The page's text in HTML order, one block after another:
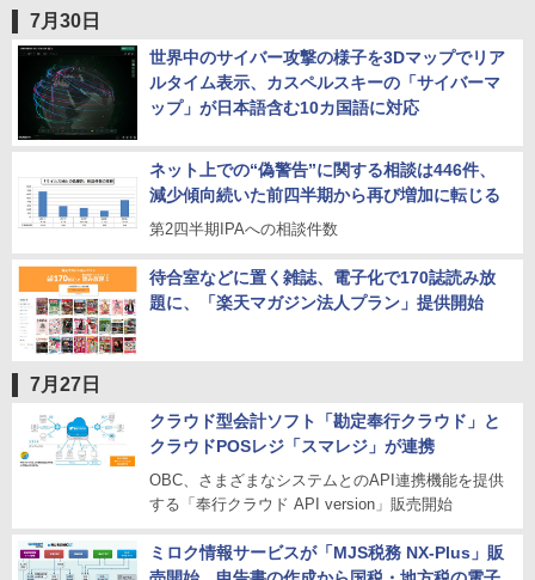
7月30日
世界中のサイバー攻撃の様子を3Dマップでリア
ルタイム表示、カスペルスキーの「サイバーマ
ップ」が日本語含む10カ国語に対応
ネット上での“偽警告”に関する相談は446件、
減少傾向続いた前四半期から再び増加に転じる
第2四半期IPAへの相談件数
待合室などに置く雑誌、電子化で170誌読み放
題に、「楽天マガジン法人プラン」提供開始
7月27日
クラウド型会計ソフト「勘定奉行クラウド」と
クラウドPOSレジ「スマレジ」が連携
OBC、さまざまなシステムとのAPI連携機能を提供
する「奉行クラウド API version」販売開始
ミロク情報サービスが「MJS税務 NX-Plus」販